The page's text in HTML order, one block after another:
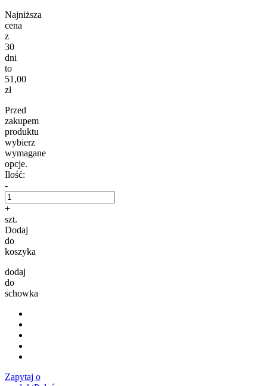
Najniższa
cena
z
30
dni
to
51,00
zł
Przed
zakupem
produktu
wybierz
wymagane
opcje.
Ilość:
-
+
szt.
Dodaj
do
koszyka
dodaj
do
schowka
Zapytaj o